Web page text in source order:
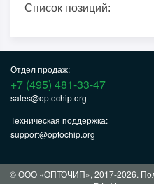
Список позиций:
Отдел продаж:
+7 (495) 481-33-47
sales@optochip.org
Техническая поддержка:
support@optochip.org
© ООО «ОПТОЧИП», 2017-2026.